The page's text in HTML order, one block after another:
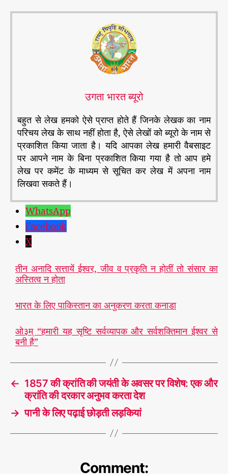
उगता भारत ब्यूरो
बहुत से लेख हमको ऐसे प्राप्त होते हैं जिनके लेखक का नाम
परिचय लेख के साथ नहीं होता है, ऐसे लेखों को ब्यूरो के नाम से
प्रकाशित किया जाता है। यदि आपका लेख हमारी वैबसाइट
पर आपने नाम के बिना प्रकाशित किया गया है तो आप हमे
लेख पर कमेंट के माध्यम से सूचित कर लेख में अपना नाम
लिखवा सकते हैं।
WhatsApp
Facebook
X
तीन अनादि सत्तायें ईश्वर, जीव व प्रकृति न होतीं तो संसार का
अस्तित्व न होता
भारत के लिए पाकिस्तान का अनुकरण करता कनाडा
ओ३म् “हमारी यह सृष्टि सर्वव्यापक और सर्वशक्तिमान ईश्वर से
बनी है”
← 1857 की क्रांति की जयंती के अवसर पर विशेष: एक और
क्रांति की दरकार अनुभव करता देश
→ पानी के लिए पढ़ाई छोड़ती लड़कियां
Comment: